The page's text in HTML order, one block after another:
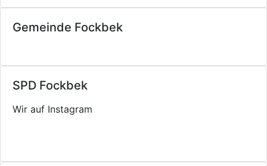
Gemeinde Fockbek
SPD Fockbek
Wir auf Instagram